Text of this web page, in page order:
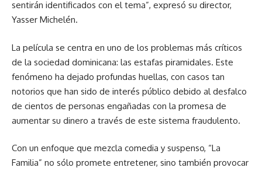
sentirán identificados con el tema”, expresó su director,
Yasser Michelén.
La película se centra en uno de los problemas más críticos
de la sociedad dominicana: las estafas piramidales. Este
fenómeno ha dejado profundas huellas, con casos tan
notorios que han sido de interés público debido al desfalco
de cientos de personas engañadas con la promesa de
aumentar su dinero a través de este sistema fraudulento.
Con un enfoque que mezcla comedia y suspenso, “La
Familia” no sólo promete entretener, sino también provocar